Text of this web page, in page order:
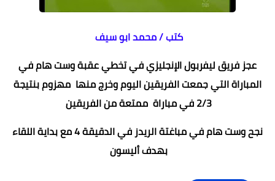
كتب / محمد ابو سيف
عجز فريق ليفربول الإنجليزي في تخطي عقبة وست هام في
المباراة التي جمعت الفريقين اليوم وخرج منها مهزوم بنتيجة
2/3 في مباراة ممتعة من الفريقين
نجح وست هام في مباغتة الريدز في الدقيقة 4 مع بداية اللقاء
بهدف أليسون